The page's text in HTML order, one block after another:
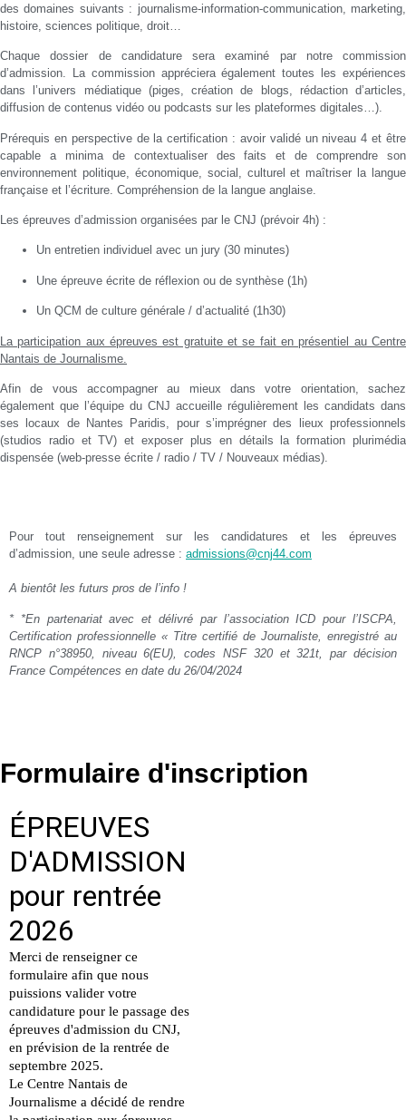
des domaines suivants : journalisme-information-communication, marketing,
histoire, sciences politique, droit…
Chaque dossier de candidature sera examiné par notre commission
d’admission. La commission appréciera également toutes les expériences
dans l’univers médiatique (piges, création de blogs, rédaction d’articles,
diffusion de contenus vidéo ou podcasts sur les plateformes digitales…).
Prérequis en perspective de la certification : avoir validé un niveau 4 et être
capable a minima de contextualiser des faits et de comprendre son
environnement politique, économique, social, culturel et maîtriser la langue
française et l’écriture. Compréhension de la langue anglaise.
Les épreuves d’admission organisées par le CNJ (prévoir 4h) :
Un entretien individuel avec un jury (30 minutes)
Une épreuve écrite de réflexion ou de synthèse (1h)
Un QCM de culture générale / d’actualité (1h30)
La participation aux épreuves est gratuite et se fait en présentiel au Centre
Nantais de Journalisme.
Afin de vous accompagner au mieux dans votre orientation, sachez
également que l’équipe du CNJ accueille régulièrement les candidats dans
ses locaux de Nantes Paridis, pour s’imprégner des lieux professionnels
(studios radio et TV) et exposer plus en détails la formation plurimédia
dispensée (web-presse écrite / radio / TV / Nouveaux médias).
Pour tout renseignement sur les candidatures et les épreuves
d’admission, une seule adresse : admissions@cnj44.com
A bientôt les futurs pros de l’info !
* *En partenariat avec et délivré par l’association ICD pour l’ISCPA,
Certification professionnelle « Titre certifié de Journaliste, enregistré au
RNCP n°38950, niveau 6(EU), codes NSF 320 et 321t, par décision
France Compétences en date du 26/04/2024
Formulaire d'inscription